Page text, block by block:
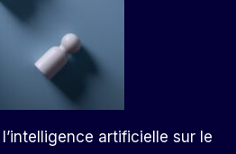
artificielle sur le